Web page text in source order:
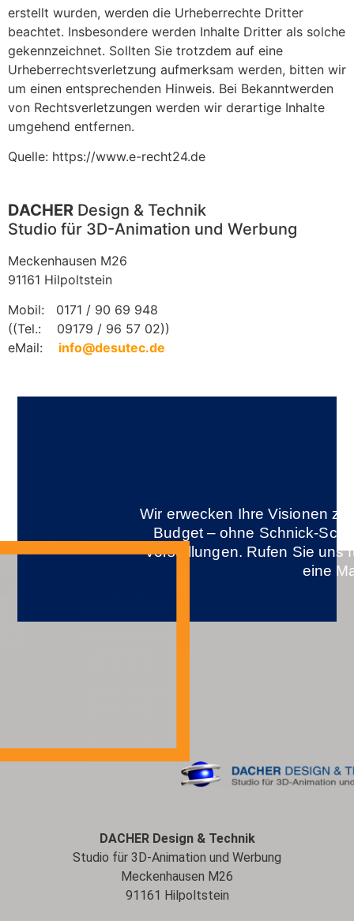
erstellt wurden, werden die Urheberrechte Dritter
beachtet. Insbesondere werden Inhalte Dritter als solche
gekennzeichnet. Sollten Sie trotzdem auf eine
Urheberrechtsverletzung aufmerksam werden, bitten wir
um einen entsprechenden Hinweis. Bei Bekanntwerden
von Rechtsverletzungen werden wir derartige Inhalte
umgehend entfernen.
Quelle: https://www.e-recht24.de
DACHER Design & Technik
Studio für 3D-Animation und Werbung
Meckenhausen M26
91161 Hilpoltstein
Mobil: 0171 / 90 69 948
((Tel.: 09179 / 96 57 02))
eMail: info@desutec.de
Wir erwecken Ihre Visionen
Budget – ohne Schnick-
Vorstellungen. Rufen Sie uns
eine
DACHER Design & Technik
Studio für 3D-Animation und Werbung
Meckenhausen M26
91161 Hilpoltstein